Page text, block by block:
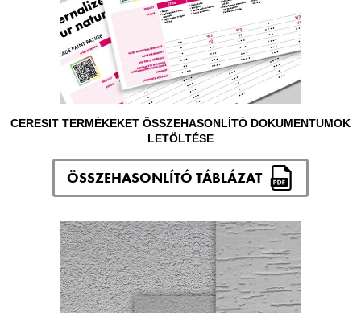
CERESIT TERMÉKEKET ÖSSZEHASONLÍTÓ DOKUMENTUMOK
LETÖLTÉSE
ÖSSZEHASONLÍTÓ TÁBLÁZAT